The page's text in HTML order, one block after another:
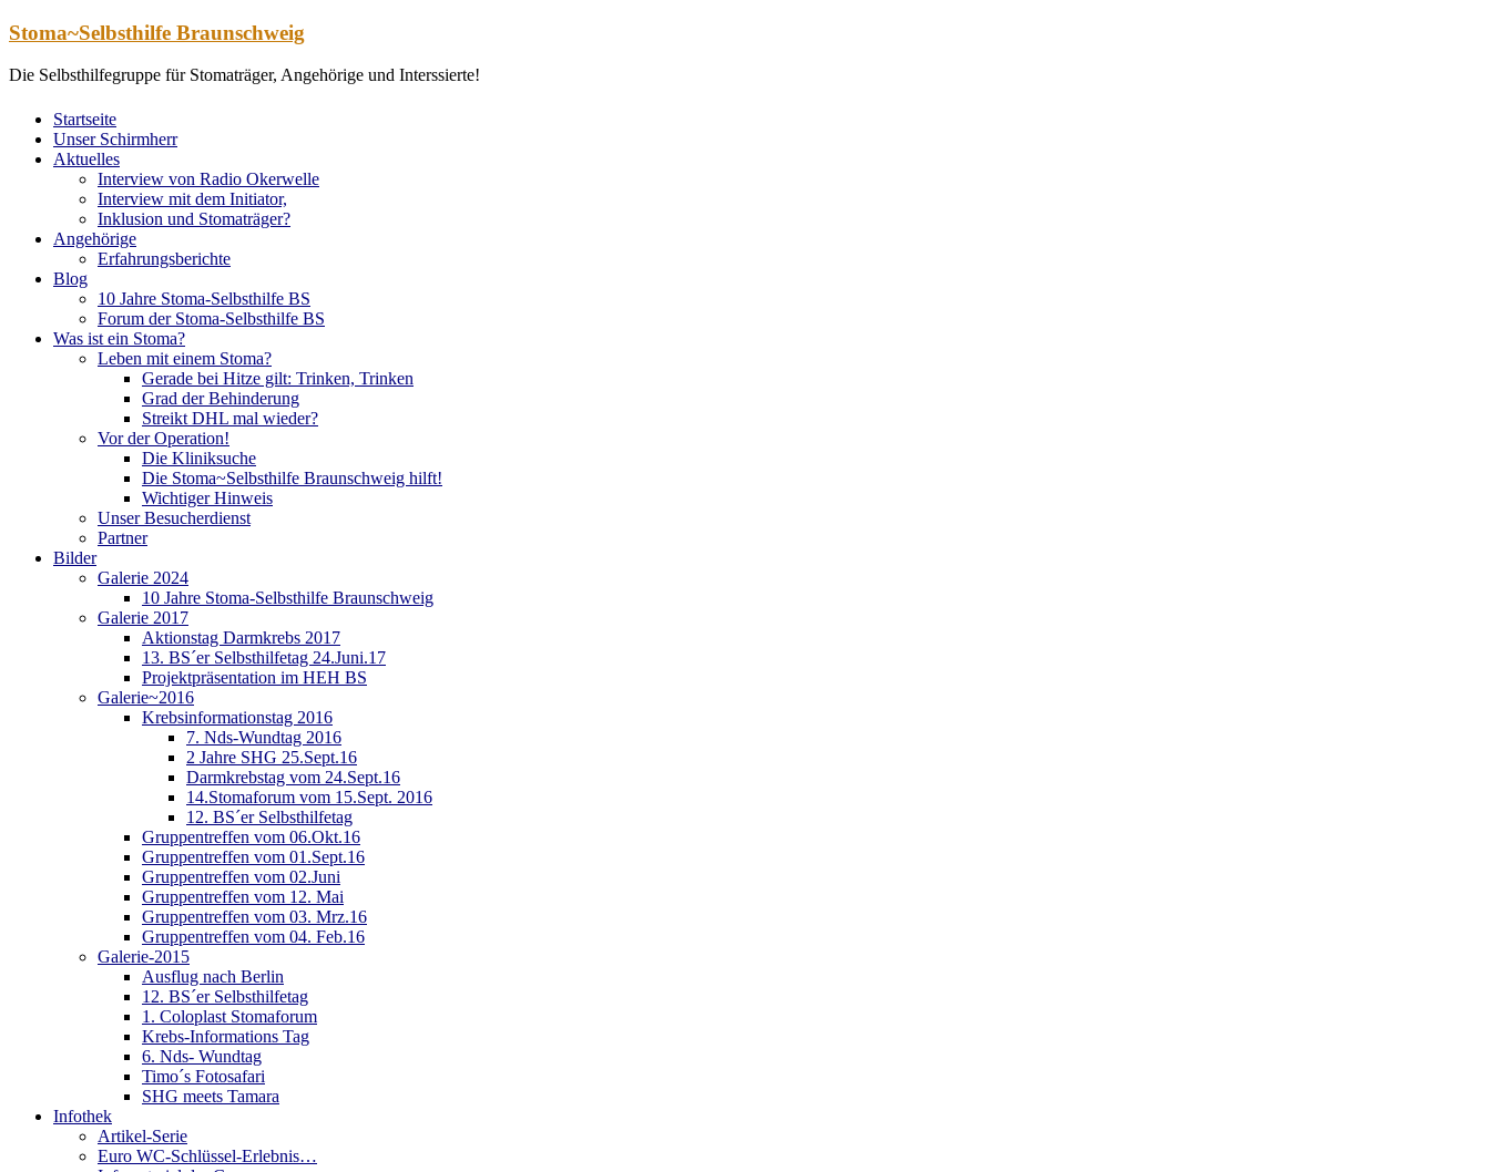
Zum
springen
Stoma~Selbsthilfe Braunschweig
Die Selbsthilfegruppe für Stomaträger, Angehörige und Interssierte!
Startseite
Unser Schirmherr
Aktuelles
Interview von Radio Okerwelle
Interview mit dem Initiator,
Inklusion und Stomaträger?
Angehörige
Erfahrungsberichte
Blog
10 Jahre Stoma-Selbsthilfe BS
Forum der Stoma-Selbsthilfe BS
Was ist ein Stoma?
Leben mit einem Stoma?
Gerade bei Hitze gilt: Trinken, Trinken
Grad der Behinderung
Streikt DHL mal wieder?
Vor der Operation!
Die Kliniksuche
Die Stoma~Selbsthilfe Braunschweig hilft!
Wichtiger Hinweis
Unser Besucherdienst
Partner
Bilder
Galerie 2024
10 Jahre Stoma-Selbsthilfe Braunschweig
Galerie 2017
Aktionstag Darmkrebs 2017
13. BS´er Selbsthilfetag 24.Juni.17
Projektpräsentation im HEH BS
Galerie~2016
Krebsinformationstag 2016
7. Nds-Wundtag 2016
2 Jahre SHG 25.Sept.16
Darmkrebstag vom 24.Sept.16
14.Stomaforum vom 15.Sept. 2016
12. BS´er Selbsthilfetag
Gruppentreffen vom 06.Okt.16
Gruppentreffen vom 01.Sept.16
Gruppentreffen vom 02.Juni
Gruppentreffen vom 12. Mai
Gruppentreffen vom 03. Mrz.16
Gruppentreffen vom 04. Feb.16
Galerie-2015
Ausflug nach Berlin
12. BS´er Selbsthilfetag
1. Coloplast Stomaforum
Krebs-Informations Tag
6. Nds- Wundtag
Timo´s Fotosafari
SHG meets Tamara
Infothek
Artikel-Serie
Euro WC-Schlüssel-Erlebnis…